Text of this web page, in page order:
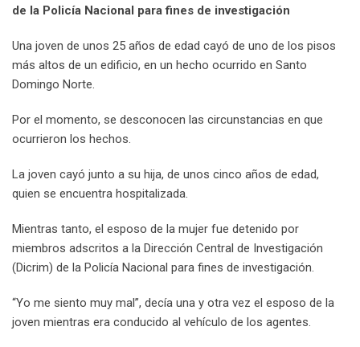
de la Policía Nacional para fines de investigación
Una joven de unos 25 años de edad cayó de uno de los pisos
más altos de un edificio, en un hecho ocurrido en Santo
Domingo Norte.
Por el momento, se desconocen las circunstancias en que
ocurrieron los hechos.
La joven cayó junto a su hija, de unos cinco años de edad,
quien se encuentra hospitalizada.
Mientras tanto, el esposo de la mujer fue detenido por
miembros adscritos a la Dirección Central de Investigación
(Dicrim) de la Policía Nacional para fines de investigación.
“Yo me siento muy mal”, decía una y otra vez el esposo de la
joven mientras era conducido al vehículo de los agentes.